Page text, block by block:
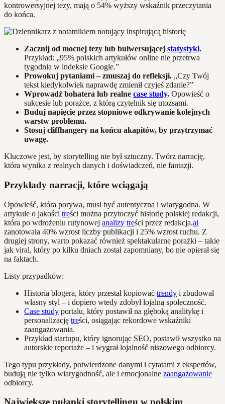
kontrowersyjnej tezy, mają o 54% wyższy wskaźnik przeczytania
do końca.
Zacznij od mocnej tezy lub bulwersującej statystyki.
Przykład: „95% polskich artykułów online nie przetrwa
tygodnia w indeksie Google.”
Prowokuj pytaniami – zmuszaj do refleksji. „Czy Twój
tekst kiedykolwiek naprawdę zmienił czyjeś zdanie?”
Wprowadź bohatera lub realne case study. Opowieść o
sukcesie lub porażce, z którą czytelnik się utożsami.
Buduj napięcie przez stopniowe odkrywanie kolejnych
warstw problemu.
Stosuj cliffhangery na końcu akapitów, by przytrzymać
uwagę.
Kluczowe jest, by storytelling nie był sztuczny. Twórz narrację,
która wynika z realnych danych i doświadczeń, nie fantazji.
Przykłady narracji, które wciągają
Opowieść, która porywa, musi być autentyczna i wiarygodna. W
artykule o jakości treści można przytoczyć historię polskiej redakcji,
która po wdrożeniu rutynowej analizy treści przez redakcja.ai
zanotowała 40% wzrost liczby publikacji i 25% wzrost ruchu. Z
drugiej strony, warto pokazać również spektakularne porażki – takie
jak viral, który po kilku dniach został zapomniany, bo nie opierał się
na faktach.
Listy przypadków:
Historia blogera, który przestał kopiować trendy i zbudował
własny styl – i dopiero wtedy zdobył lojalną społeczność.
Case study portalu, który postawił na głęboką analitykę i
personalizację treści, osiągając rekordowe wskaźniki
zaangażowania.
Przykład startupu, który ignorując SEO, postawił wszystko na
autorskie reportaże – i wygrał lojalność niszowego odbiorcy.
Tego typu przykłady, potwierdzone danymi i cytatami z ekspertów,
budują nie tylko wiarygodność, ale i emocjonalne zaangażowanie
odbiorcy.